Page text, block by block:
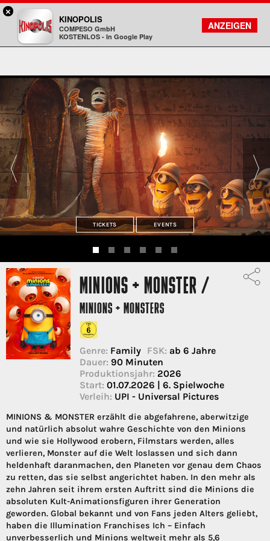
Kinopolis
FILMSUCHE
KONTO
TICKETS EVENTS
MINIONS + MONSTER /
MINIONS + MONSTERS
Genre: Family FSK: ab 6 Jahre
Dauer: 90 Minuten
Produktionsjahr: 2026
Start: 01.07.2026 | 6. Spielwoche
Verleih: UPI - Universal Pictures
MINIONS & MONSTER erzählt die abgefahrene, aberwitzige
und natürlich absolut wahre Geschichte von den Minions
und wie sie Hollywood erobern, Filmstars werden, alles
verlieren, Monster auf die Welt loslassen und sich dann
heldenhaft daranmachen, den Planeten vor genau dem Chaos
zu retten, das sie selbst angerichtet haben. In den mehr als
zehn Jahren seit ihrem ersten Auftritt sind die Minions die
absoluten Kult-Animationsfiguren ihrer Generation
geworden. Global bekannt und von Fans jeden Alters geliebt,
haben die Illumination Franchises Ich – Einfach
unverbesserlich und Minions weltweit mehr als 5,6
×
KINOPOLIS
COMPESO GmbH
KOSTENLOS - In Google Play
ANZEIGEN